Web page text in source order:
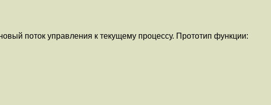
поток управления к текущему процессу. Прототип функции: